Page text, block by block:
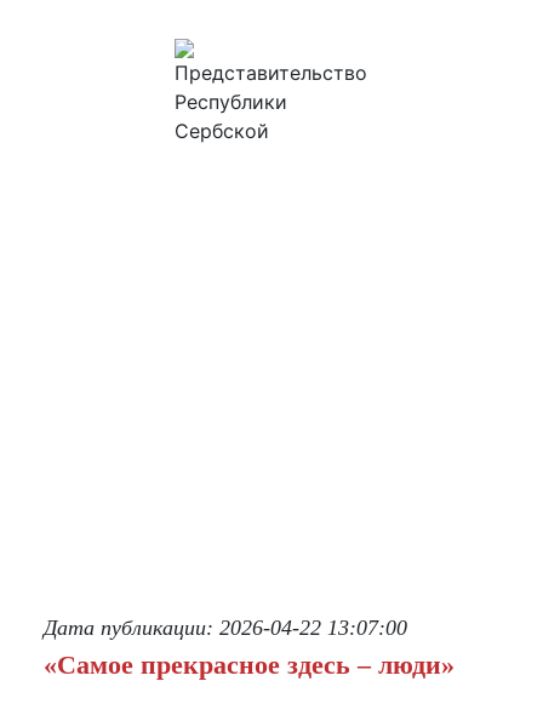
Дата публикации: 2026-04-22 13:07:00
«Самое прекрасное здесь – люди»